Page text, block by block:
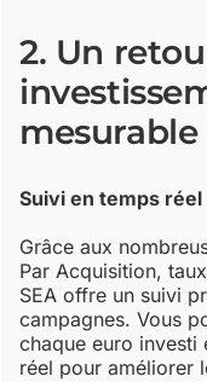
2. Un
mesurable
Suivi en temps réel
Grâce aux
Par Acquisition,
SEA offre un suivi
campagnes. Vous
chaque euro investi
réel pour améliorer